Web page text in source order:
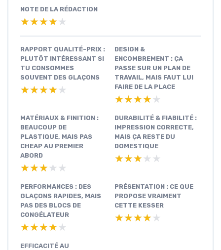
NOTE DE LA RÉDACTION
★★★★★
★★★★★
RAPPORT QUALITÉ-PRIX :
PLUTÔT INTÉRESSANT SI
TU CONSOMMES
SOUVENT DES GLAÇONS
★★★★★
★★★★★
DESIGN &
ENCOMBREMENT : ÇA
PASSE SUR UN PLAN DE
TRAVAIL, MAIS FAUT LUI
FAIRE DE LA PLACE
★★★★★
★★★★★
MATÉRIAUX & FINITION :
BEAUCOUP DE
PLASTIQUE, MAIS PAS
CHEAP AU PREMIER
ABORD
★★★★★
★★★★★
DURABILITÉ & FIABILITÉ :
IMPRESSION CORRECTE,
MAIS ÇA RESTE DU
DOMESTIQUE
★★★★★
★★★★★
PERFORMANCES : DES
GLAÇONS RAPIDES, MAIS
PAS DES BLOCS DE
CONGÉLATEUR
★★★★★
★★★★★
PRÉSENTATION : CE QUE
PROPOSE VRAIMENT
CETTE KESSER
★★★★★
★★★★★
EFFICACITÉ AU